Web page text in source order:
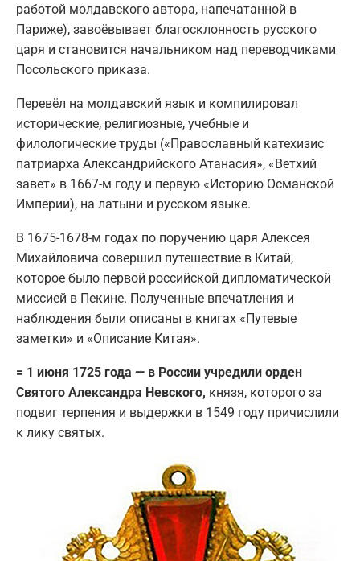
работой молдавского автора, напечатанной в
Париже), завоёвывает благосклонность русского
царя и становится начальником над переводчиками
Посольского приказа.
Перевёл на молдавский язык и компилировал
исторические, религиозные, учебные и
филологические труды («Православный катехизис
патриарха Александрийского Атанасия», «Ветхий
завет» в 1667-м году и первую «Историю Османской
Империи), на латыни и русском языке.
В 1675-1678-м годах по поручению царя Алексея
Михайловича совершил путешествие в Китай,
которое было первой российской дипломатической
миссией в Пекине. Полученные впечатления и
наблюдения были описаны в книгах «Путевые
заметки» и «Описание Китая».
= 1 июня 1725 года — в России учредили орден
Святого Александра Невского, князя, которого за
подвиг терпения и выдержки в 1549 году причислили
к лику святых.